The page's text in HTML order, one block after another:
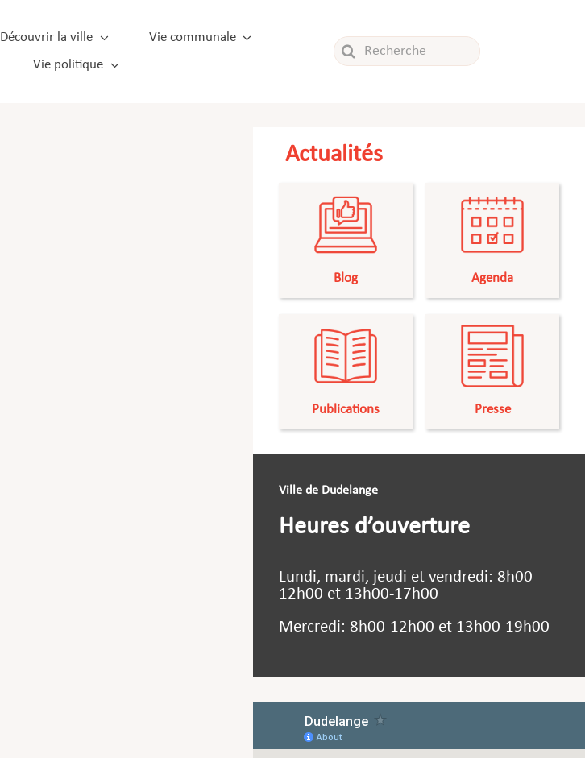
Découvrir la ville
Vie communale
Vie politique
Rechercher:
Actualités
Blog Agenda
Publications Presse
Ville de Dudelange
Heures d’ouverture
Lundi, mardi, jeudi et vendredi: 8h00-
12h00 et 13h00-17h00
Mercredi: 8h00-12h00 et 13h00-19h00